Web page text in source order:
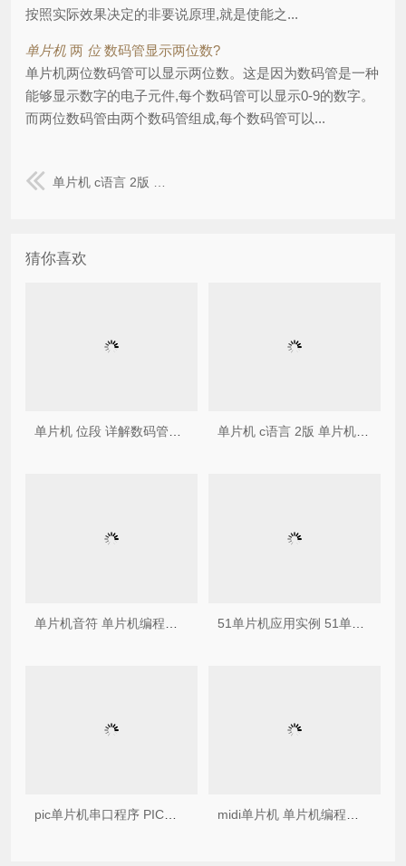
按照实际效果决定的非要说原理,就是使能之...
单片机 两 位数码管显示两位数?
单片机两位数码管可以显示两位数。这是因为数码管是一种
能够显示数字的电子元件,每个数码管可以显示0-9的数字。
而两位数码管由两个数码管组成,每个数码管可以...
单片机 c语言 2版 单片机C语言开发离不开它--秒懂二进制和十六进制
猜你喜欢